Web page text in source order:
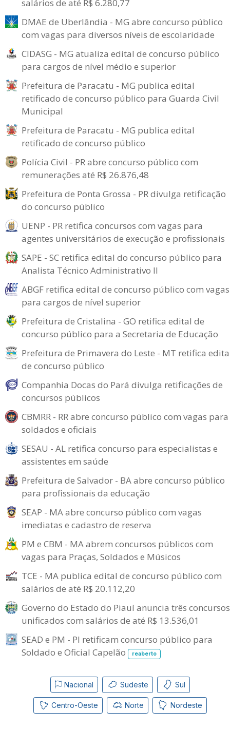
salários de até R$ 6.280,77
DMAE de Uberlândia - MG abre concurso público
com vagas para diversos níveis de escolaridade
CIDASG - MG atualiza edital de concurso público
para cargos de nível médio e superior
Prefeitura de Paracatu - MG publica edital
retificado de concurso público para Guarda Civil
Municipal
Prefeitura de Paracatu - MG publica edital
retificado de concurso público
Polícia Civil - PR abre concurso público com
remunerações até R$ 26.876,48
Prefeitura de Ponta Grossa - PR divulga retificação
do concurso público
UENP - PR retifica concursos com vagas para
agentes universitários de execução e profissionais
SAPE - SC retifica edital do concurso público para
Analista Técnico Administrativo II
ABGF retifica edital de concurso público com vagas
para cargos de nível superior
Prefeitura de Cristalina - GO retifica edital de
concurso público para a Secretaria de Educação
Prefeitura de Primavera do Leste - MT retifica
de concurso público
Companhia Docas do Pará divulga retificações de
concursos públicos
CBMRR - RR abre concurso público com vagas para
soldados e oficiais
SESAU - AL retifica concurso para especialistas e
assistentes em saúde
Prefeitura de Salvador - BA abre concurso público
para profissionais da educação
SEAP - MA abre concurso público com vagas
imediatas e cadastro de reserva
PM e CBM - MA abrem concursos públicos com
vagas para Praças, Soldados e Músicos
TCE - MA publica edital de concurso público com
salários de até R$ 20.112,20
Governo do Estado do Piauí anuncia três concursos
unificados com salários de até R$ 13.536,01
SEAD e PM - PI retificam concurso público para
Soldado e Oficial Capelão
reaberto
Nacional Sudeste Sul
Centro-Oeste Norte Nordeste